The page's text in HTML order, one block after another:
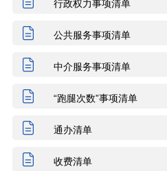
交通出行 旅游观光
交通运输
行政权力事项清单
公共服务事项清单
中介服务事项清单
“跑腿次数”事项清单
通办清单
收费清单